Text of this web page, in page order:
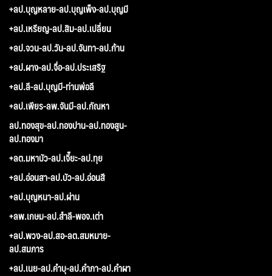
+ลป.บุญหลาย-ลป.บุญเพ็ง-ลป.บุญมี
+ลป.เหรียญ-ลป.สิม-ลป.เปลี่ยน
+ลป.จวน-ลป.วัน-ลป.จันทา-ลป.ก้าน
+ลป.ผาง-ลป.จื่อ-ลป.ประเสริฐ
+ลป.ลี-ลป.บุญมี-ท่านพ่อลี
+ลป.เพียร-ลพ.จันมี-ลป.กัณหา
ลป.ทองสุข-ลป.ทองปาน-ลป.ทองสูน-
ลป.ทองมา
+ลต.มหาบัว-ลป.เจี๊ยะ-ลป.ทุย
+ลป.อ่อนสา-ลป.บัว-ลป.อ่อนสี
+ลป.บุญหนา-ลป.ผ่าน
+ลพ.เกษม-ลป.สำลี-พอจ.เต่า
+ลป.พวง-ลป.สอ-ลต.สมหมาย-
ลป.สมภาร
+ลป.เนย-ลป.คำบุ-ลป.คำภา-ลป.คำผา